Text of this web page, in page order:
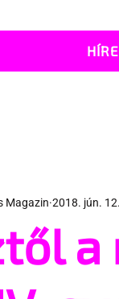
Magazin 2018. jún. 12.